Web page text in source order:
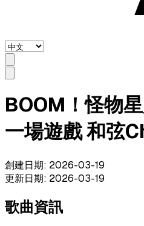
BOOM！怪物
一場遊戲 和弦
創建日期: 2026-03-19
更新日期: 2026-03-19
歌曲資訊